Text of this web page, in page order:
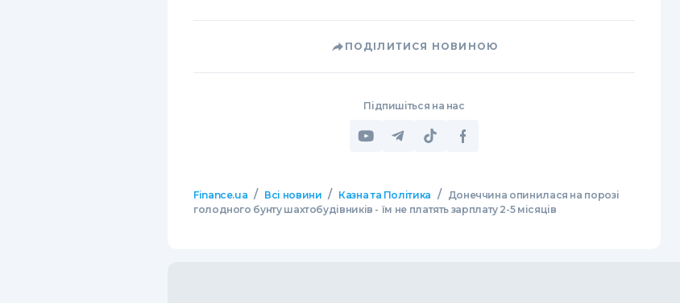
ПОДІЛИТИСЯ НОВИНОЮ
Підпишіться на нас
Finance.ua / Всі новини / Казна та Політика /
Донеччина опинилася на порозі
голодного бунту шахтобудівників - їм не платять зарплату 2-5 місяців